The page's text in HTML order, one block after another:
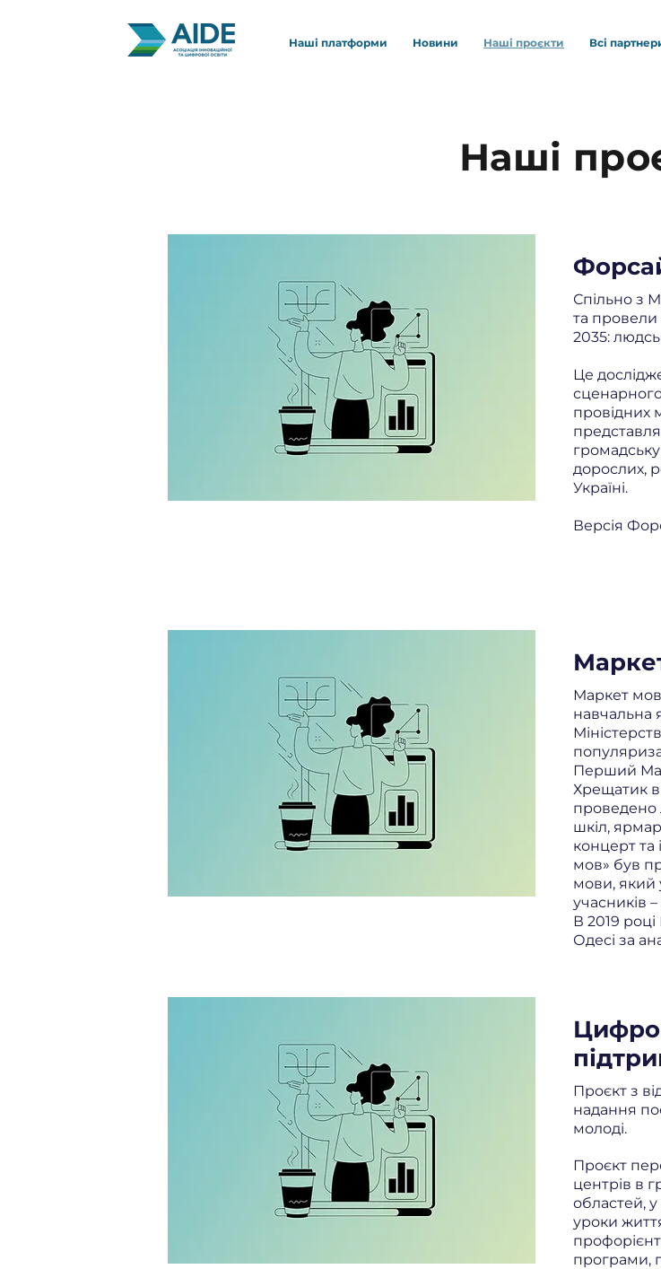
Наші платформи Новини Наші проєкти Всі
Наші
Спільно з
та провели
2035:
Це
провідних
дорослих,
Україні.
Версія
Маркет
навчальна
Перший
Хрещатик в
проведено
шкіл,
концерт та
мов» був
мови, який
учасників
В 2019
Одесі за
Проєкт з
надання
молоді.
Проєкт
центрів в
областей,
уроки
програми,